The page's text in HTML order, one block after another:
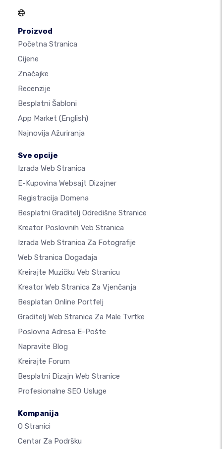
Proizvod
Početna Stranica
Cijene
Značajke
Recenzije
Besplatni Šabloni
App Market (English)
Najnovija Ažuriranja
Sve opcije
Izrada Web Stranica
E-Kupovina Websajt Dizajner
Registracija Domena
Besplatni Graditelj Odredišne Stranice
Kreator Poslovnih Veb Stranica
Izrada Web Stranica Za Fotografije
Web Stranica Događaja
Kreirajte Muzičku Veb Stranicu
Kreator Web Stranica Za Vjenčanja
Besplatan Online Portfelj
Graditelj Web Stranica Za Male Tvrtke
Poslovna Adresa E-Pošte
Napravite Blog
Kreirajte Forum
Besplatni Dizajn Web Stranice
Profesionalne SEO Usluge
Kompanija
O Stranici
Centar Za Podršku